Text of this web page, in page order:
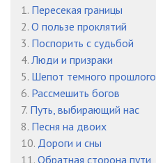
017
018
019
020
021
022
1. Пересекая границы
2. О пользе проклятий
3. Поспорить с судьбой
4. Люди и призраки
5. Шепот темного прошлого
6. Рассмешить богов
7. Путь, выбирающий нас
8. Песня на двоих
10. Дороги и сны
11. Обратная сторона пути